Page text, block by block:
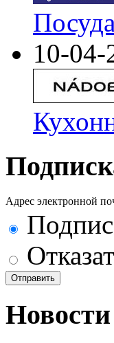
10-04-
Адрес электронной
Новости